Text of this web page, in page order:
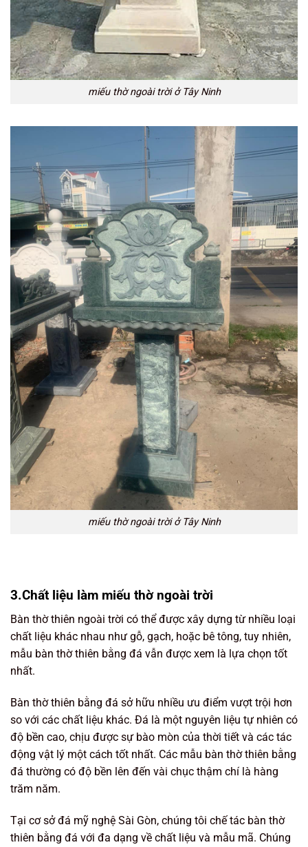
miếu thờ ngoài trời ở Tây Ninh
miếu thờ ngoài trời ở Tây Ninh
3.Chất liệu làm miếu thờ ngoài trời
Bàn thờ thiên ngoài trời có thể được xây dựng từ nhiều loại
chất liệu khác nhau như gỗ, gạch, hoặc bê tông, tuy nhiên,
mẫu bàn thờ thiên bằng đá vẫn được xem là lựa chọn tốt
nhất.
Bàn thờ thiên bằng đá sở hữu nhiều ưu điểm vượt trội hơn
so với các chất liệu khác. Đá là một nguyên liệu tự nhiên có
độ bền cao, chịu được sự bào mòn của thời tiết và các tác
động vật lý một cách tốt nhất. Các mẫu bàn thờ thiên bằng
đá thường có độ bền lên đến vài chục thậm chí là hàng
trăm năm.
Tại cơ sở đá mỹ nghệ Sài Gòn, chúng tôi chế tác bàn thờ
thiên bằng đá với đa dạng về chất liệu và mẫu mã. Chúng